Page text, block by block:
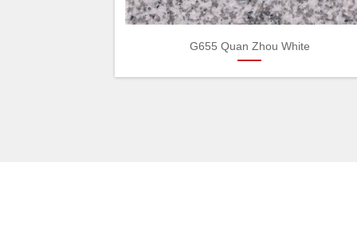
G655 Quan Zhou White